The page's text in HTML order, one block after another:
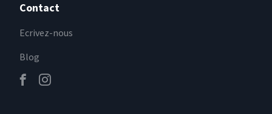
Contact
Ecrivez-nous
Blog